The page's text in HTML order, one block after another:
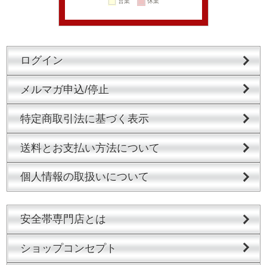
ログイン
メルマガ申込/停止
特定商取引法に基づく表示
送料とお支払い方法について
個人情報の取扱いについて
安全帯専門店とは
ショップコンセプト